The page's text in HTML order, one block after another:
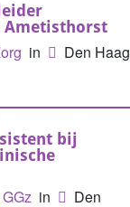
Ametisthorst
in
Den Haag
bij
in Den